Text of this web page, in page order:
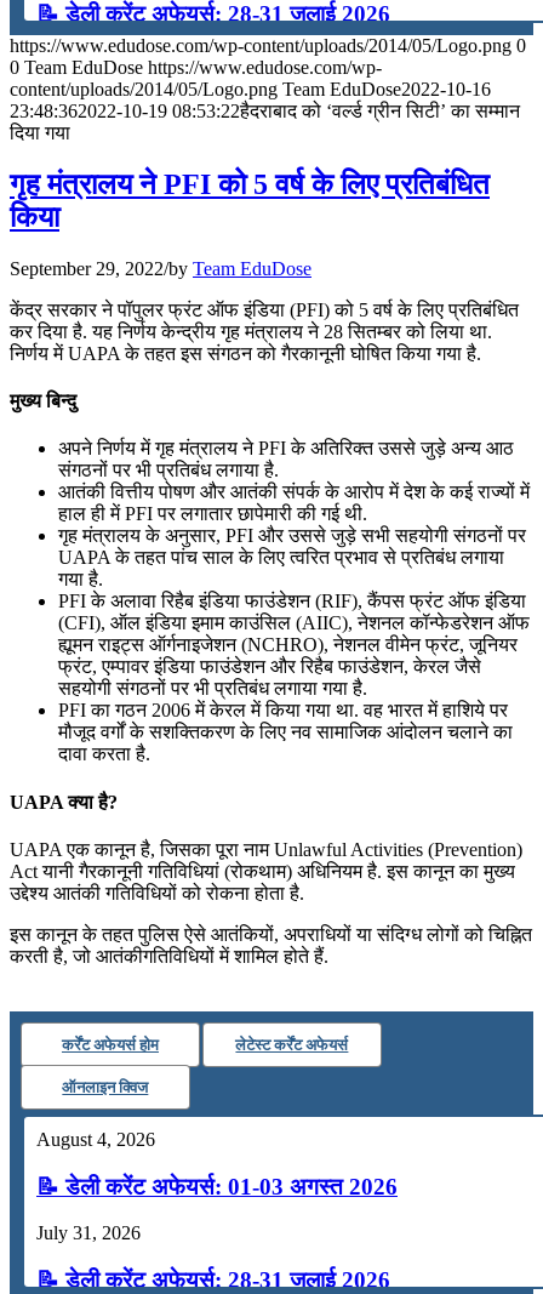
📝 डेली करेंट अफेयर्स: 28-31 जुलाई 2026
July 28, 2026
📝 डेली करेंट अफेयर्स: 25-27 जुलाई 2026
📝 डेली करेंट अफेयर्स: 22-24 जुलाई 2026
📝 डेली करेंट अफेयर्स: 19-21 जुलाई 2026
July 19, 2026
📝 डेली करेंट अफेयर्स: 16-18 जुलाई 2026
July 16, 2026
📝 डेली करेंट अफेयर्स: 13-15 जुलाई 2026
https://www.edudose.com/wp-content/uploads/2014/05/Logo.png 0
0 Team EduDose https://www.edudose.com/wp-
content/uploads/2014/05/Logo.png Team EduDose2022-10-16
23:48:362022-10-19 08:53:22हैदराबाद को ‘वर्ल्ड ग्रीन सिटी’ का सम्मान
दिया गया
गृह मंत्रालय ने PFI को 5 वर्ष के लिए प्रतिबंधित
किया
September 29, 2022/by Team EduDose
केंद्र सरकार ने पॉपुलर फ्रंट ऑफ इंडिया (PFI) को 5 वर्ष के लिए प्रतिबंधित
कर दिया है. यह निर्णय केन्द्रीय गृह मंत्रालय ने 28 सितम्बर को लिया था.
निर्णय में UAPA के तहत इस संगठन को गैरकानूनी घोषित किया गया है.
मुख्य बिन्दु
अपने निर्णय में गृह मंत्रालय ने PFI के अतिरिक्त उससे जुड़े अन्य आठ
संगठनों पर भी प्रतिबंध लगाया है.
आतंकी वित्तीय पोषण और आतंकी संपर्क के आरोप में देश के कई राज्यों में
हाल ही में PFI पर लगातार छापेमारी की गई थी.
गृह मंत्रालय के अनुसार, PFI और उससे जुड़े सभी सहयोगी संगठनों पर
UAPA के तहत पांच साल के लिए त्वरित प्रभाव से प्रतिबंध लगाया
गया है.
PFI के अलावा रिहैब इंडिया फाउंडेशन (RIF), कैंपस फ्रंट ऑफ इंडिया
(CFI), ऑल इंडिया इमाम काउंसिल (AIIC), नेशनल कॉन्फेडरेशन ऑफ
ह्यूमन राइट्स ऑर्गनाइजेशन (NCHRO), नेशनल वीमेन फ्रंट, जूनियर
फ्रंट, एम्पावर इंडिया फाउंडेशन और रिहैब फाउंडेशन, केरल जैसे
सहयोगी संगठनों पर भी प्रतिबंध लगाया गया है.
PFI का गठन 2006 में केरल में किया गया था. वह भारत में हाशिये पर
मौजूद वर्गों के सशक्तिकरण के लिए नव सामाजिक आंदोलन चलाने का
दावा करता है.
UAPA क्या है?
UAPA एक कानून है, जिसका पूरा नाम Unlawful Activities (Prevention)
Act यानी गैरकानूनी गतिविधियां (रोकथाम) अधिनियम है. इस कानून का मुख्य
उद्देश्य आतंकी गतिविधियों को रोकना होता है.
इस कानून के तहत पुलिस ऐसे आतंकियों, अपराधियों या संदिग्ध लोगों को चिह्नित
करती है, जो आतंकी​गतिविधियों में शामिल होते हैं.
कर्रेंट अफेयर्स होम लेटेस्ट कर्रेंट अफेयर्स
ऑनलाइन क्विज
August 4, 2026
📝 डेली करेंट अफेयर्स: 01-03 अगस्त 2026
July 31, 2026
📝 डेली करेंट अफेयर्स: 28-31 जुलाई 2026